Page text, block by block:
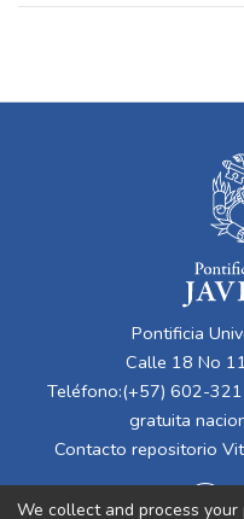
Pontificia
Calle 18 No
Teléfono:(+57) 602-
gratuita
Contacto repositorio
We collect and process